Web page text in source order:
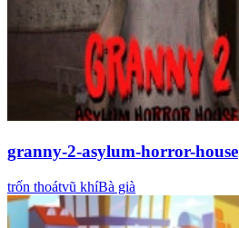
granny-2-asylum-horror-house
trốn thoátvũ khíBà già